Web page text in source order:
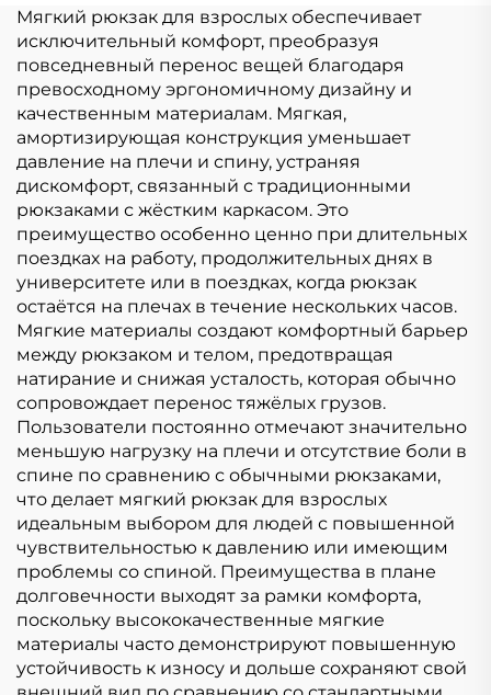
поклонников поп-
звезды музыкальный
концерт
празднование
плюшевый брелок
Животное игрушка
мягкая Мягкие
игрушки для
животных
Мягкий рюкзак для взрослых обеспечивает
исключительный комфорт, преобразуя
повседневный перенос вещей благодаря
превосходному эргономичному дизайну и
качественным материалам. Мягкая,
амортизирующая конструкция уменьшает
давление на плечи и спину, устраняя
дискомфорт, связанный с традиционными
рюкзаками с жёстким каркасом. Это
преимущество особенно ценно при длительных
поездках на работу, продолжительных днях в
университете или в поездках, когда рюкзак
остаётся на плечах в течение нескольких часов.
Мягкие материалы создают комфортный барьер
между рюкзаком и телом, предотвращая
натирание и снижая усталость, которая обычно
сопровождает перенос тяжёлых грузов.
Пользователи постоянно отмечают значительно
меньшую нагрузку на плечи и отсутствие боли в
спине по сравнению с обычными рюкзаками,
что делает мягкий рюкзак для взрослых
идеальным выбором для людей с повышенной
чувствительностью к давлению или имеющим
проблемы со спиной. Преимущества в плане
долговечности выходят за рамки комфорта,
поскольку высококачественные мягкие
материалы часто демонстрируют повышенную
устойчивость к износу и дольше сохраняют свой